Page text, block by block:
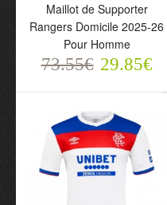
Maillot de Supporter
Rangers Domicile 2025-
26 Pour Homme
Maillot de Supporter
Rangers Domicile 2025-26
Pour Homme
73.55€ 29.85€